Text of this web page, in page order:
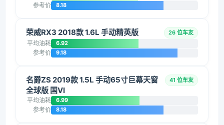
参考价 8.18
荣威RX3 2018款 1.6L 手动精英版 26 位车友
平均油耗 6.92
参考价 9.18
名爵ZS 2019款 1.5L 手动65寸巨幕天窗
全球版 国VI
41 位车友
平均油耗 6.99
参考价 8.18